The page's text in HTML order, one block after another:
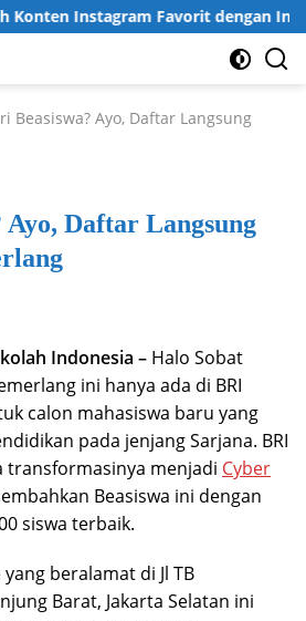
Instagram Favorit dengan
Beasiswa? Ayo, Daftar Langsung
Ayo, Daftar Langsung
Indonesia – Halo Sobat
ini hanya ada di BRI
calon mahasiswa baru yang
pada jenjang Sarjana. BRI
transformasinya menjadi Cyber
Beasiswa ini dengan
siswa terbaik.
beralamat di Jl TB
Barat, Jakarta Selatan ini